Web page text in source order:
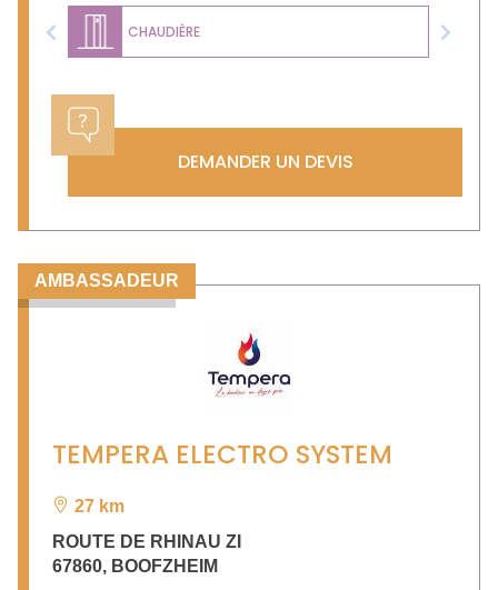
CHAUDIÈRE
Previous Next
DEMANDER UN DEVIS
AMBASSADEUR
TEMPERA ELECTRO SYSTEM
27 km
ROUTE DE RHINAU ZI
67860, BOOFZHEIM